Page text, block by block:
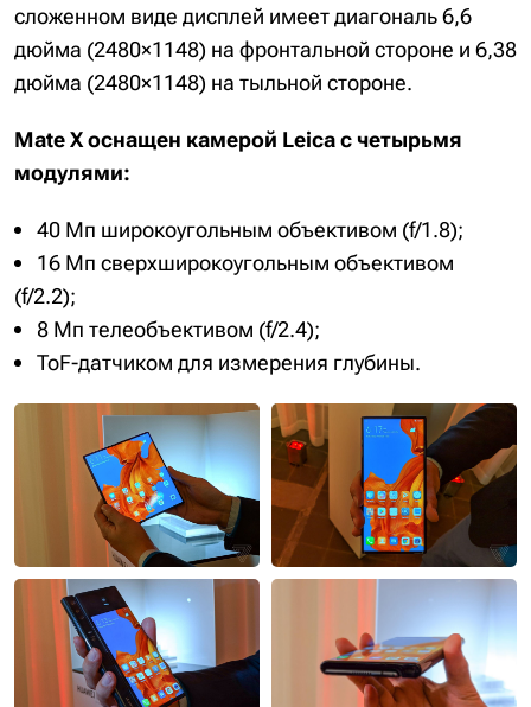
сложенном виде дисплей имеет диагональ 6,6
дюйма (2480×1148) на фронтальной стороне и 6,38
дюйма (2480×1148) на тыльной стороне.
Mate X оснащен камерой Leica с четырьмя
модулями:
40 Мп широкоугольным объективом (f/1.8);
16 Мп сверхширокоугольным объективом
(f/2.2);
8 Мп телеобъективом (f/2.4);
ToF-датчиком для измерения глубины.